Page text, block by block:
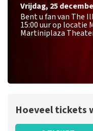
vrijdag, 25
Bent u fan van The
15:00 uur op locatie
Martiniplaza
Hoeveel tickets